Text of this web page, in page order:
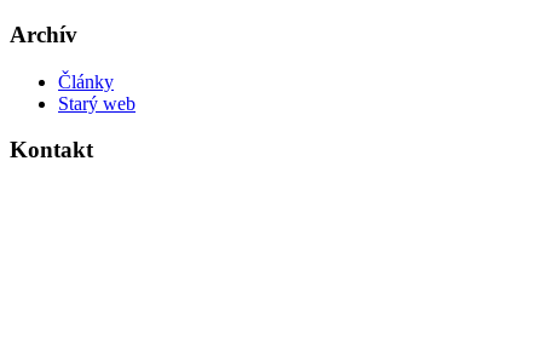
Archív
Články
Starý web
Kontakt